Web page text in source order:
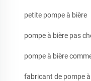
petite pompe à bière
pompe à bière pas
pompe à bière
fabricant de pompe